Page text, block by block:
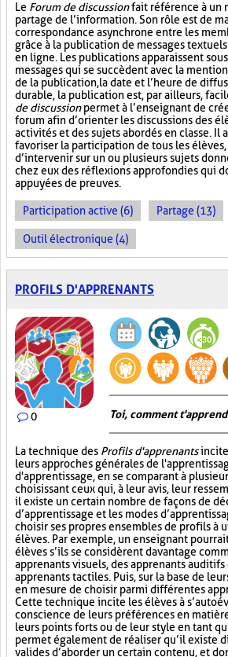
Le Forum de discussionfait référence à un
partage de l’information. Son rôle est de
correspondance asynchrone entre les
grâce à la publication de messages
en ligne. Les publications apparaissent
messages qui se succèdent avec la
de la publication, la date et l’heure de
durable, la publication est, par ailleurs,
de discussionpermet à l’enseignant de
forum afin d’orienter les discussions des
activités et des sujets abordés en classe. Il
favoriser la participation de tous les élèves,
d’intervenir sur un ou plusieurs sujets
chez eux des réflexions approfondies qui
appuyées de preuves.
Participation active (6) Partage (13)
Outil électronique (4)
PROFILS D'APPRENANTS
0 Toi, comment
La technique des Profils d'apprenantsincite
leurs approches générales de
d'apprentissage, en se comparant à
choisissant ceux qui, à leur avis, leur
il existe un certain nombre de façons de
d’apprentissage et les modes
choisir ses propres ensembles de profils à
élèves. Par exemple, un enseignant
élèves s’ils se considèrent davantage
apprenants visuels, des apprenants auditifs
apprenants tactiles. Puis, sur la base de
en mesure de choisir parmi différentes
Cette technique incite les élèves à
conscience de leurs préférences en
leurs points forts ou de leur style en tant
permet également de réaliser qu’il existe
valides d’aborder un certain contenu, et